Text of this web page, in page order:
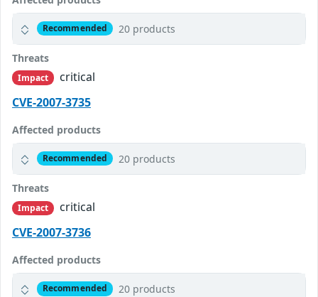
Recommended 20 products
Threats
Impact
critical
CVE-2007-3735
Affected products
Recommended 20 products
Threats
Impact
critical
CVE-2007-3736
Affected products
Recommended 20 products